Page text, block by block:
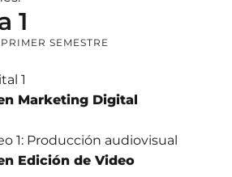
1
SEMESTRE
1
Marketing Digital
1: Producción audiovisual
Edición de Video